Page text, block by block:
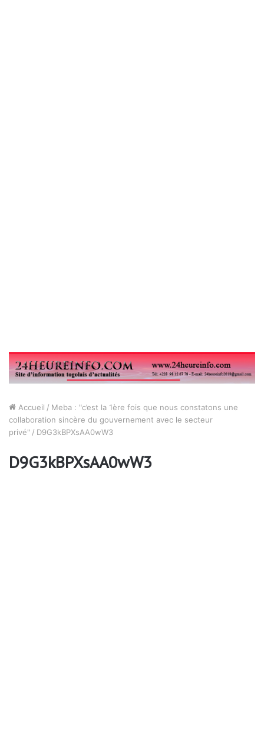
Accueil / Meba : "c’est la 1ère fois que nous constatons une
collaboration sincère du gouvernement avec le secteur
privé" / D9G3kBPXsAA0wW3
D9G3kBPXsAA0wW3